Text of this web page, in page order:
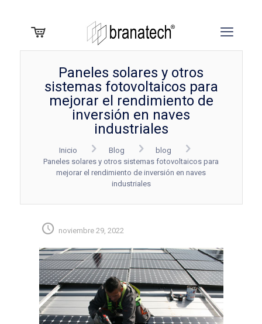
Paneles solares y otros
sistemas fotovoltaicos para
mejorar el rendimiento de
inversión en naves
industriales
Inicio Blog
blog
Paneles solares y otros sistemas fotovoltaicos para
mejorar el rendimiento de inversión en naves
industriales
noviembre 29, 2022